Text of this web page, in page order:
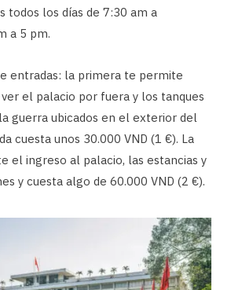
todos los días de 7:30 am a
a 5 pm.
entradas: la primera te permite
ver el palacio por fuera y los tanques
guerra ubicados en el exterior del
cuesta unos 30.000 VND (1 €). La
el ingreso al palacio, las estancias y
y cuesta algo de 60.000 VND (2 €).